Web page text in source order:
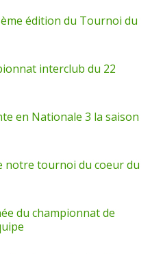
édition du Tournoi du
interclub du 22
en Nationale 3 la saison
notre tournoi du coeur du
du championnat de